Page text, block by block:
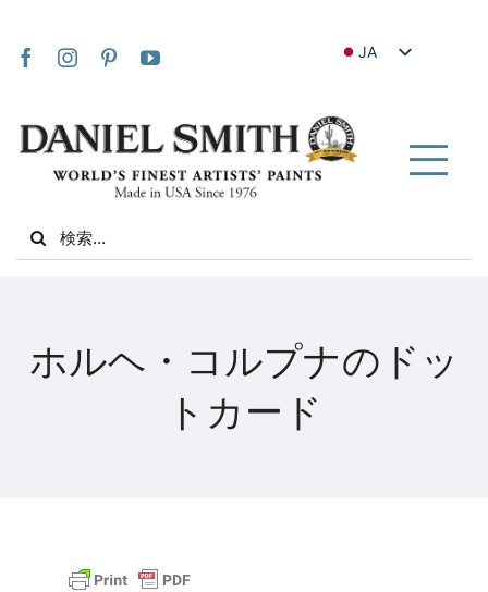
JA
IT
ZH
Search
for:
ホルヘ・コルプナのドッ
トカード